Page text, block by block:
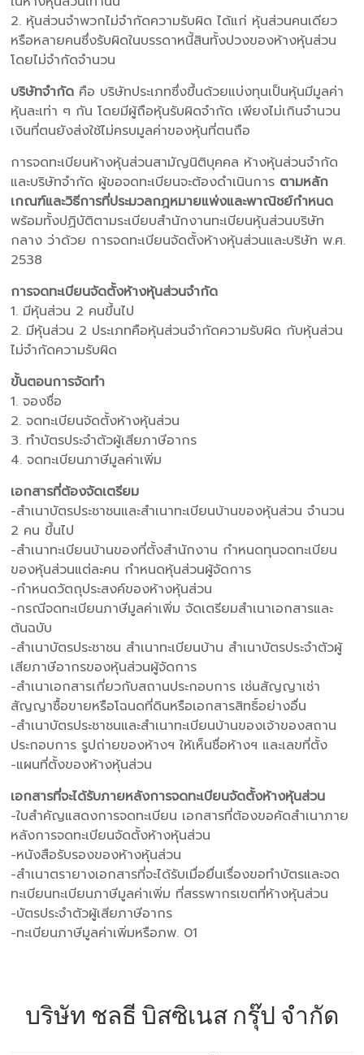
2. หุ้นส่วนจำพวกไม่จำกัดความรับผิด ได้แก่ หุ้นส่วนคนเดียว
หรือหลายคนซึ่งรับผิดในบรรดาหนี้สินทั้งปวงของห้างหุ้นส่วน
โดยไม่จำกัดจำนวน
บริษัทจำกัด คือ บริษัทประเภทซึ่งขึ้นด้วยแบ่งทุนเป็นหุ้นมีมูลค่า
หุ้นละเท่า ๆ กัน โดยมีผู้ถือหุ้นรับผิดจำกัด เพียงไม่เกินจำนวน
เงินที่ตนยังส่งใช้ไม่ครบมูลค่าของหุ้นที่ตนถือ
การจดทะเบียนห้างหุ้นส่วนสามัญนิติบุคคล ห้างหุ้นส่วนจำกัด
และบริษัทจำกัด ผู้ขอจดทะเบียนจะต้องดำเนินการ ตามหลัก
เกณฑ์และวิธีการที่ประมวลกฎหมายแพ่งและพาณิชย์กำหนด
พร้อมทั้งปฏิบัติตามระเบียบสำนักงานทะเบียนหุ้นส่วนบริษัท
กลาง ว่าด้วย การจดทะเบียนจัดตั้งห้างหุ้นส่วนและบริษัท พ.ศ.
2538
การจดทะเบียนจัดตั้งห้างหุ้นส่วนจำกัด
1. มีหุ้นส่วน 2 คนขึ้นไป
2. มีหุ้นส่วน 2 ประเภทคือหุ้นส่วนจำกัดความรับผิด กับหุ้นส่วน
ไม่จำกัดความรับผิด
ขั้นตอนการจัดทำ
1. จองชื่อ
2. จดทะเบียนจัดตั้งห้างหุ้นส่วน
3. ทำบัตรประจำตัวผู้เสียภาษีอากร
4. จดทะเบียนภาษีมูลค่าเพิ่ม
เอกสารที่ต้องจัดเตรียม
-สำเนาบัตรประชาชนและสำเนาทะเบียนบ้านของหุ้นส่วน จำนวน
2 คน ขึ้นไป
-สำเนาทะเบียนบ้านของที่ตั้งสำนักงาน กำหนดทุนจดทะเบียน
ของหุ้นส่วนแต่ละคน กำหนดหุ้นส่วนผู้จัดการ
-กำหนดวัตถุประสงค์ของห้างหุ้นส่วน
-กรณีจดทะเบียนภาษีมูลค่าเพิ่ม จัดเตรียมสำเนาเอกสารและ
ต้นฉบับ
-สำเนาบัตรประชาชน สำเนาทะเบียนบ้าน สำเนาบัตรประจำตัวผู้
เสียภาษีอากรของหุ้นส่วนผู้จัดการ
-สำเนาเอกสารเกี่ยวกับสถานประกอบการ เช่นสัญญาเช่า
สัญญาซื้อขายหรือโฉนดที่ดินหรือเอกสารสิทธิ์อย่างอื่น
-สำเนาบัตรประชาชนและสำเนาทะเบียนบ้านของเจ้าของสถาน
ประกอบการ รูปถ่ายของห้างฯ ให้เห็นชื่อห้างฯ และเลขที่ตั้ง
-แผนที่ตั้งของห้างหุ้นส่วน
เอกสารที่จะได้รับภายหลังการจดทะเบียนจัดตั้งห้างหุ้นส่วน
-ใบสำคัญแสดงการจดทะเบียน เอกสารที่ต้องขอคัดสำเนาภาย
หลังการจดทะเบียนจัดตั้งห้างหุ้นส่วน
-หนังสือรับรองของห้างหุ้นส่วน
-สำเนาตรายางเอกสารที่จะได้รับเมื่อยื่นเรื่องขอทำบัตรและจด
ทะเบียนทะเบียนภาษีมูลค่าเพิ่ม ที่สรรพากรเขตที่ห้างหุ้นส่วน
-บัตรประจำตัวผู้เสียภาษีอากร
-ทะเบียนภาษีมูลค่าเพิ่มหรือภพ. 01
บริษัท ชลธี บิสซิเนส กรุ๊ป จำกัด